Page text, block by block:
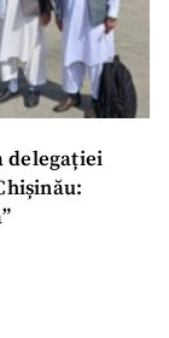
delegației